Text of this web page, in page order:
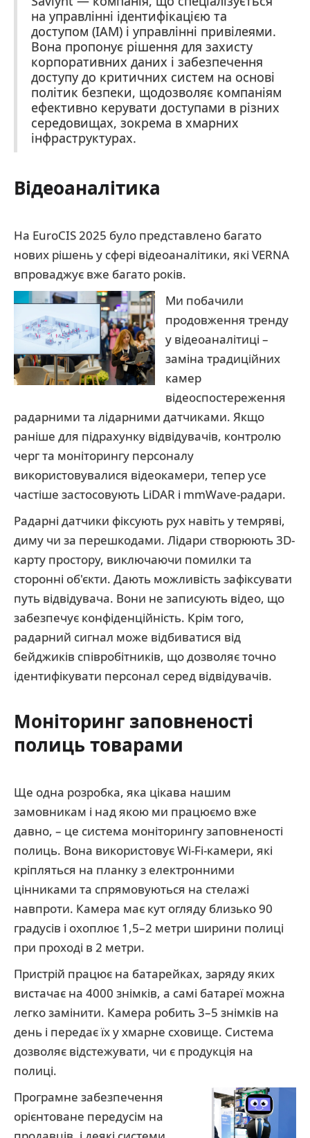
на управлінні ідентифікацією та
доступом (IAM) і управлінні привілеями.
Вона пропонує рішення для захисту
корпоративних даних і забезпечення
доступу до критичних систем на основі
політик безпеки, щодозволяє компаніям
ефективно керувати доступами в різних
середовищах, зокрема в хмарних
інфраструктурах.
Відеоаналітика
На EuroCIS 2025 було представлено багато
нових рішень у сфері відеоаналітики, які VERNA
впроваджує вже багато років.
Ми побачили
продовження тренду
у відеоаналітиці –
заміна традиційних
камер
відеоспостереження
радарними та лідарними датчиками. Якщо
раніше для підрахунку відвідувачів, контролю
черг та моніторингу персоналу
використовувалися відеокамери, тепер усе
частіше застосовують LiDAR і mmWave-радари.
Радарні датчики фіксують рух навіть у темряві,
диму чи за перешкодами. Лідари створюють 3D-
карту простору, виключаючи помилки та
сторонні об'єкти. Дають можливість зафіксувати
путь відвідувача. Вони не записують відео, що
забезпечує конфіденційність. Крім того,
радарний сигнал може відбиватися від
бейджиків співробітників, що дозволяє точно
ідентифікувати персонал серед відвідувачів.
Моніторинг заповненості
полиць товарами
Ще одна розробка, яка цікава нашим
замовникам і над якою ми працюємо вже
давно, – це система моніторингу заповненості
полиць. Вона використовує Wi-Fi-камери, які
кріпляться на планку з електронними
цінниками та спрямовуються на стелажі
навпроти. Камера має кут огляду близько 90
градусів і охоплює 1,5–2 метри ширини полиці
при проході в 2 метри.
Пристрій працює на батарейках, заряду яких
вистачає на 4000 знімків, а самі батареї можна
легко замінити. Камера робить 3–5 знімків на
день і передає їх у хмарне сховище. Система
дозволяє відстежувати, чи є продукція на
полиці.
Програмне забезпечення
орієнтоване передусім на